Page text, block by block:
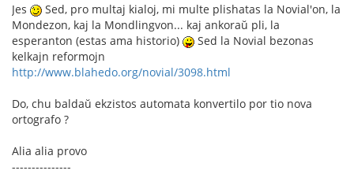
Jes
Sed, pro multaj kialoj, mi multe plishatas la Novial'on, la
Mondezon, kaj la Mondlingvon... kaj ankoraŭ pli, la
esperanton (estas ama historio)
Sed la Novial bezonas
kelkajn reformojn
http://www.blahedo.org/novial/3098.html
Do, chu baldaŭ ekzistos automata konvertilo por tio nova
ortografo ?
Alia alia provo
---------------